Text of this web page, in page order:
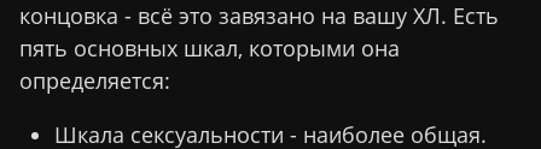
концовка - всё это завязано на вашу ХЛ. Есть
пять основных шкал, которыми она
определяется:
Шкала сексуальности - наиболее общая.